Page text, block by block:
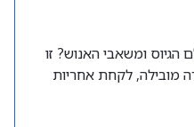
ומשאבי האנוש? זו
מובילה, לקחת אחריות